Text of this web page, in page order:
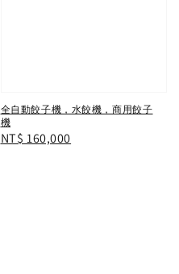
全自動餃子機，水餃機，商用餃子
機
Regular
NT$ 160,000